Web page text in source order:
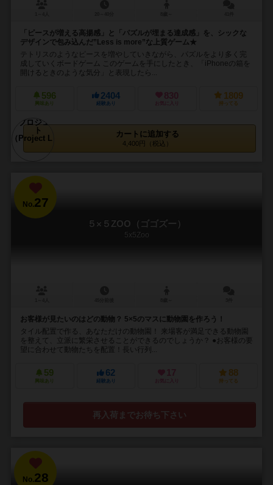
「ピースが増える高揚感」と「パズルが埋まる達成感」を、シックな
デザインで包み込んだ”Less is more”な上質ゲーム★
テトリスのようなピースを増やしていきながら、パズルをより多く完
成していくボードゲーム このゲームを手にしたとき、「iPhoneの箱を
開けるときのような気分」と表現したら...
596
興味あり
2404
経験あり
830
お気に入り
1809
持ってる
カートに追加する
4,400円（税込）
No.27
５×５ZOO（ゴゴズー）
5x5Zoo
お客様が見たいのはどの動物？ 5×5のマスに動物園を作ろう！
タイル配置で作る、あなただけの動物園！ 来場客が満足できる動物園
を整えて、立派に繁栄させることができるのでしょうか？ ●お客様の要
望に合わせて動物たちを配置！長い行列...
59
興味あり
62
経験あり
17
お気に入り
88
持ってる
再入荷までお待ち下さい
No.28